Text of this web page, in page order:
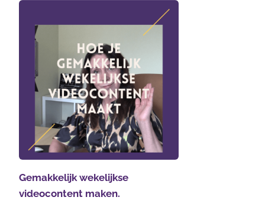
Gemakkelijk wekelijkse
videocontent maken.